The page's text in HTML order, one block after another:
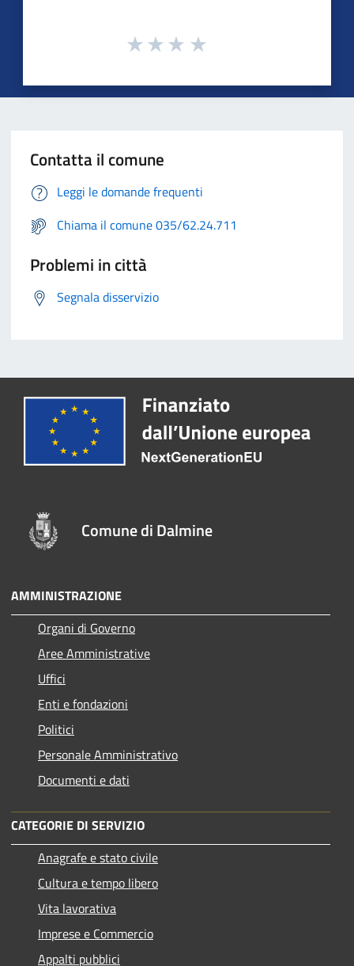
Contatta il comune
Leggi le domande frequenti
Chiama il comune 035/62.24.711
Problemi in città
Segnala disservizio
Comune di Dalmine
AMMINISTRAZIONE
Organi di Governo
Aree Amministrative
Uffici
Enti e fondazioni
Politici
Personale Amministrativo
Documenti e dati
CATEGORIE DI SERVIZIO
Anagrafe e stato civile
Cultura e tempo libero
Vita lavorativa
Imprese e Commercio
Appalti pubblici